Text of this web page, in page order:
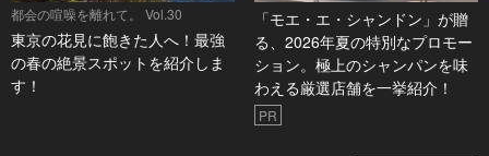
都会の喧噪を離れて。 Vol.30
東京の花見に飽きた人へ！最強
の春の絶景スポットを紹介しま
す！
「モエ・エ・シャンドン」が贈
る、2026年夏の特別なプロモー
ション。極上のシャンパンを味
わえる厳選店舗を一挙紹介！
PR